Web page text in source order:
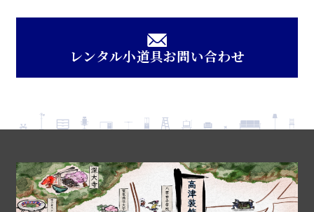
レンタル小道具お問い合わせ